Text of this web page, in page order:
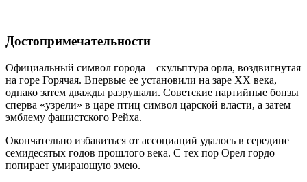
Достопримечательности
Официальный символ города – скульптура орла, воздвигнутая
на горе Горячая. Впервые ее установили на заре XX века,
однако затем дважды разрушали. Советские партийные бонзы
сперва «узрели» в царе птиц символ царской власти, а затем
эмблему фашистского Рейха.
Окончательно избавиться от ассоциаций удалось в середине
семидесятых годов прошлого века. С тех пор Орел гордо
попирает умирающую змею.